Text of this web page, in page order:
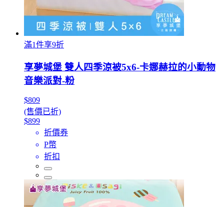
滿1件享9折
享夢城堡 雙人四季涼被5x6-卡娜赫拉的小動物
音樂派對-粉
$809
(售價已折)
$899
折價券
P幣
折扣